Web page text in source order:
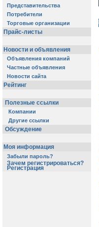
Представительства
Потребители
Торговые организации
Прайс-листы
Новости и объявления
Объявления компаний
Частные объявления
Новости сайта
Рейтинг
Полезные ссылки
Компании
Другие ссылки
Обсуждение
Моя информация
Забыли пароль?
Зачем регистрироваться?
Регистрация